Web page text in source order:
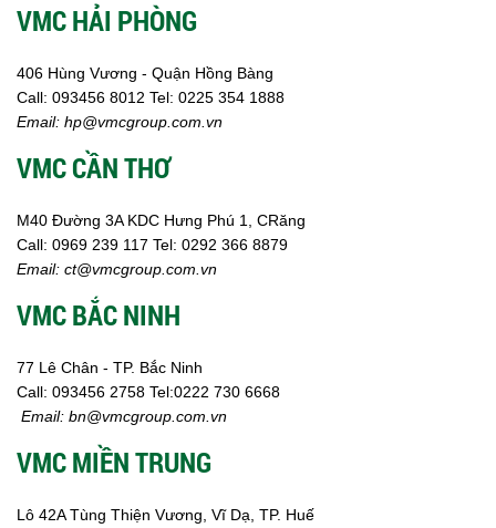
VMC HẢI PHÒNG
406 Hùng Vương - Quận Hồng Bàng
Call: 093456 8012 Tel: 0225 354 1888
Email: hp@vmcgroup.com.vn
VMC CẦN THƠ
M40 Đường 3A KDC Hưng Phú 1, CRăng
Call: 0969 239 117 Tel: 0292 366 8879
Email: ct@vmcgroup.com.vn
VMC BẮC NINH
77 Lê Chân - TP. Bắc Ninh
Call: 093456 2758 Tel:0222 730 6668
Email: bn@vmcgroup.com.vn
VMC MIỀN TRUNG
Lô 42A Tùng Thiện Vương, Vĩ Dạ, TP. Huế